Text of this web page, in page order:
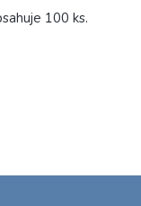
100 ks.